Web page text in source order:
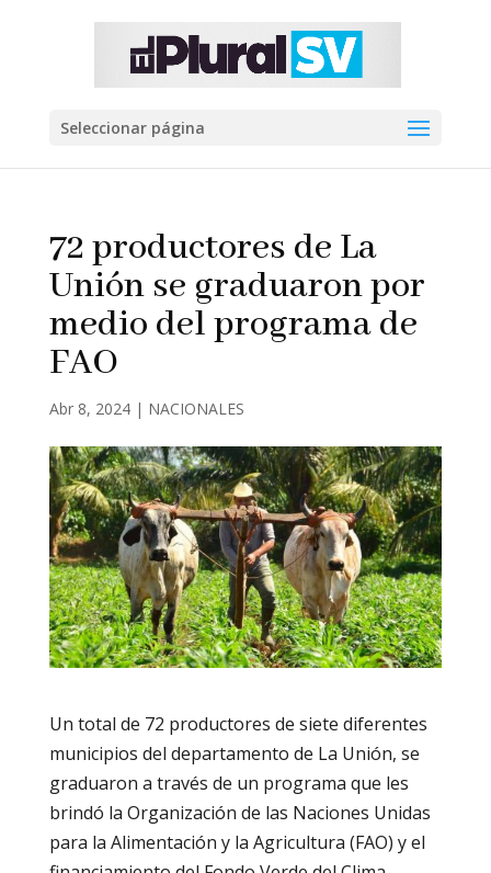
Seleccionar página
72 productores de La
Unión se graduaron por
medio del programa de
FAO
Abr 8, 2024| NACIONALES
Un total de 72 productores de siete diferentes
municipios del departamento de La Unión, se
graduaron a través de un programa que les
brindó la Organización de las Naciones Unidas
para la Alimentación y la Agricultura (FAO) y el